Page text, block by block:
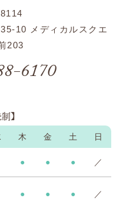
10 メディカルスクエ
203
6170
】
木 金 土 日
● ● ● ／
● ● ● ／